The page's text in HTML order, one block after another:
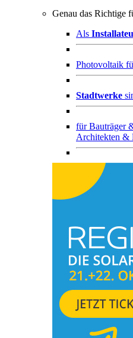
Genau das Richtige
Als
Photovoltaik
Stadtwerke
fürBauträger
Architekten &